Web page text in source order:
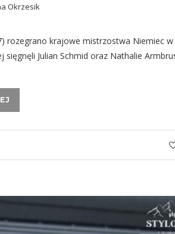
Okrzesik
rozegrano krajowe mistrzostwa Niemiec w
Julian Schmid oraz Nathalie